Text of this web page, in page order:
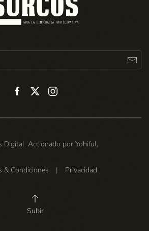
Digital. Accionado por Yohiful.
& Condiciones | Privacidad
Subir